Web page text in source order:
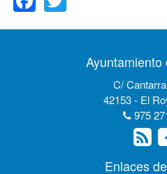
Ayuntamiento
C/
42153 - El
975
Enlaces